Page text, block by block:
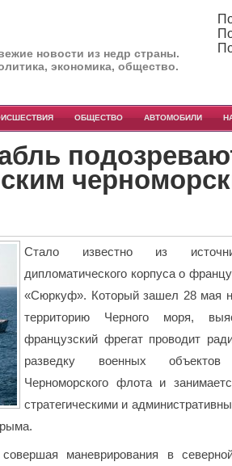
новости из недр страны.
экономика, общество.
ОБЩЕСТВО АВТОМОБИЛИ
Стало известно из
дипломатического корпуса о
«Сюркуф». Который зашел 28 мая
территорию Черного моря,
французский фрегат проводит
разведку военных объектов
Черноморского флота и
стратегическими и
маневрирования в